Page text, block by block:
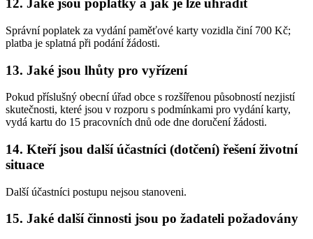
12. Jaké jsou poplatky a jak je lze uhradit
Správní poplatek za vydání paměťové karty vozidla činí 700 Kč;
platba je splatná při podání žádosti.
13. Jaké jsou lhůty pro vyřízení
Pokud příslušný obecní úřad obce s rozšířenou působností nezjistí
skutečnosti, které jsou v rozporu s podmínkami pro vydání karty,
vydá kartu do 15 pracovních dnů ode dne doručení žádosti.
14. Kteří jsou další účastníci (dotčení) řešení životní
situace
Další účastníci postupu nejsou stanoveni.
15. Jaké další činnosti jsou po žadateli požadovány